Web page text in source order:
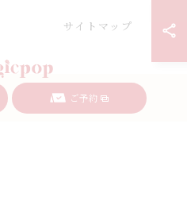
ご予約
サイトマップ